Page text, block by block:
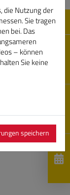
die Nutzung der
Sie tragen
bei. Das
– können
Sie keine
speichern